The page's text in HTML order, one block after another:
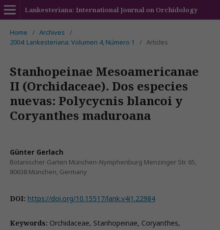
Lankesteriana: International Journal on Orchidology
Home / Archives
/
2004: Lankesteriana: Volumen 4, Número 1
/ Articles
Stanhopeinae Mesoamericanae
II (Orchidaceae). Dos especies
nuevas: Polycycnis blancoi y
Coryanthes maduroana
Günter Gerlach
Botanischer Garten München-Nymphenburg Menzinger Str. 65,
80638 München, Germany
DOI: https://doi.org/10.15517/lank.v4i1.22984
Keywords: Orchidaceae, Stanhopeinae, Coryanthes,